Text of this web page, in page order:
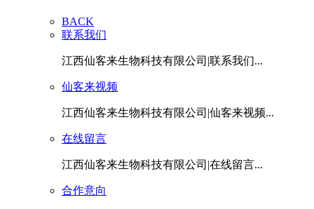
BACK
联系我们
江西仙客来生物科技有限公司|联系我们...
仙客来视频
江西仙客来生物科技有限公司|仙客来视频...
在线留言
江西仙客来生物科技有限公司|在线留言...
合作意向